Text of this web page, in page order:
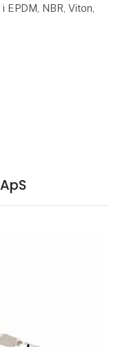
NBR, Viton,